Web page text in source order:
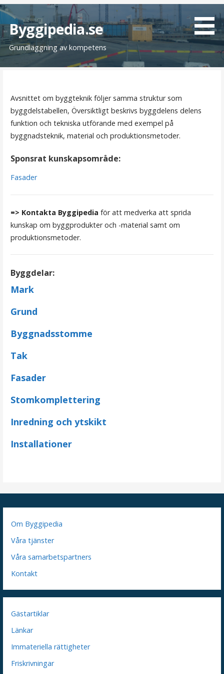
H
o
p
p
Byggipedia.se
Grundläggning av kompetens
Avsnittet om byggteknik följer samma struktur som
byggdelstabellen, Översiktligt beskrivs byggdelens delens
funktion och tekniska utförande med exempel på
byggnadsteknik, material och produktionsmetoder.
Sponsrat kunskapsområde:
Fasader
=> Kontakta Byggipedia för att medverka att sprida
kunskap om byggprodukter och -material samt om
produktionsmetoder.
Byggdelar:
Mark
Grund
Byggnadsstomme
Tak
Fasader
Stomkomplettering
Inredning och ytskikt
Installationer
Om Byggipedia
Våra tjänster
Våra samarbetspartners
Kontakt
Gästartiklar
Länkar
Immateriella rättigheter
Friskrivningar